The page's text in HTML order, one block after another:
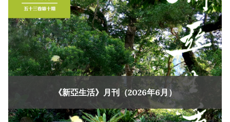
《新亞生活》月刊（2026年6月）